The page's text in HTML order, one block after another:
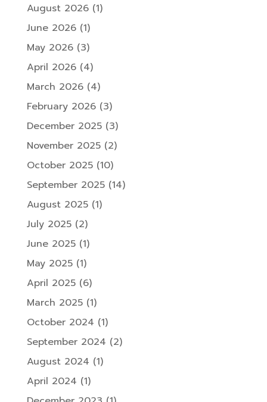
August 2026(1)
June 2026(1)
May 2026(3)
April 2026(4)
March 2026(4)
February 2026(3)
December 2025(3)
November 2025(2)
October 2025(10)
September 2025(14)
August 2025(1)
July 2025(2)
June 2025(1)
May 2025(1)
April 2025(6)
March 2025(1)
October 2024 (1)
September 2024 (2)
August 2024 (1)
April 2024 (1)